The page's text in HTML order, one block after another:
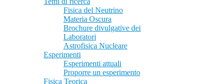
Fisica del Neutrino
Materia Oscura
Brochure divulgative dei
Laboratori
Astrofisica Nucleare
Esperimenti
Esperimenti attuali
Proporre un esperimento
Fisica Teorica